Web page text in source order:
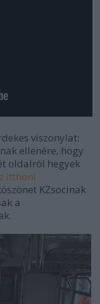
viszonylat:
ellenére, hogy
oldalról hegyek
itthoni
KZsocinak
a